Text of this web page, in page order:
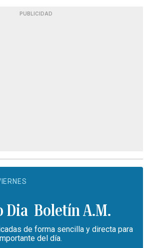
PUBLICIDAD
Boletín A.M.
de forma sencilla y directa para
del día.